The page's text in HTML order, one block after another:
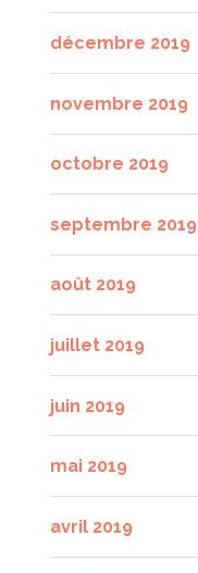
décembre 2019
novembre 2019
octobre 2019
septembre 2019
août 2019
juillet 2019
juin 2019
mai 2019
avril 2019